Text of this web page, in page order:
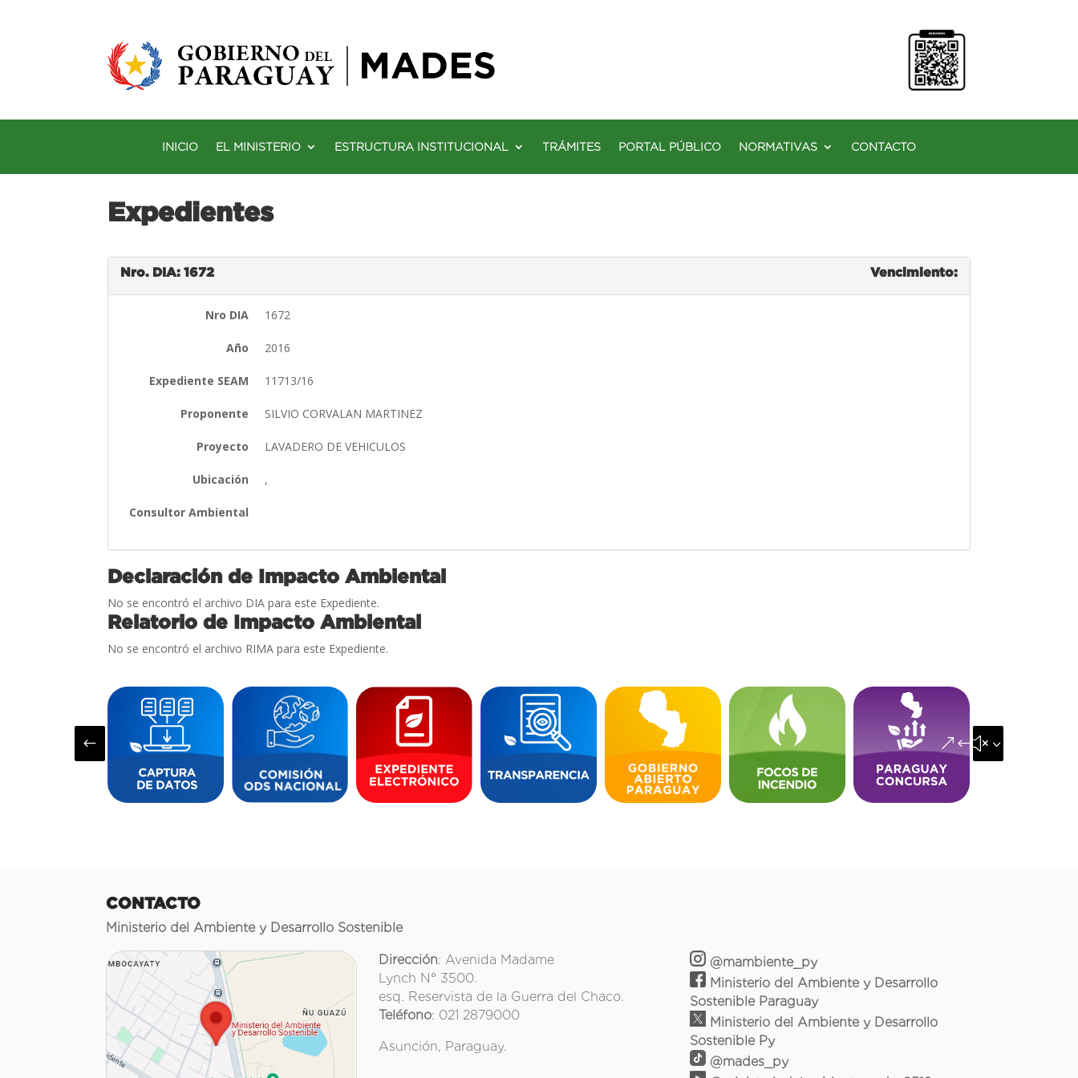
INICIO EL MINISTERIO ESTRUCTURA INSTITUCIONAL TRÁMITES PORTAL PÚBLICO NORMATIVAS CONTACTO
Expedientes
Nro. DIA: 1672 Vencimiento:
Nro DIA 1672
Año 2016
Expediente SEAM 11713/16
Proponente SILVIO CORVALAN MARTINEZ
Proyecto LAVADERO DE VEHICULOS
Ubicación ,
Consultor Ambiental
Declaración de Impacto Ambiental
No se encontró el archivo DIA para este Expediente.
Relatorio de Impacto Ambiental
No se encontró el archivo RIMA para este Expediente.
# &#x35;
CONTACTO
Ministerio del Ambiente y Desarrollo Sostenible
Dirección: Avenida Madame
Lynch N° 3500.
esq. Reservista de la Guerra del Chaco.
Teléfono: 021 2879000
Asunción, Paraguay.
@mambiente_py
Ministerio del Ambiente y Desarrollo
Sostenible Paraguay
Ministerio del Ambiente y Desarrollo
Sostenible Py
@mades_py